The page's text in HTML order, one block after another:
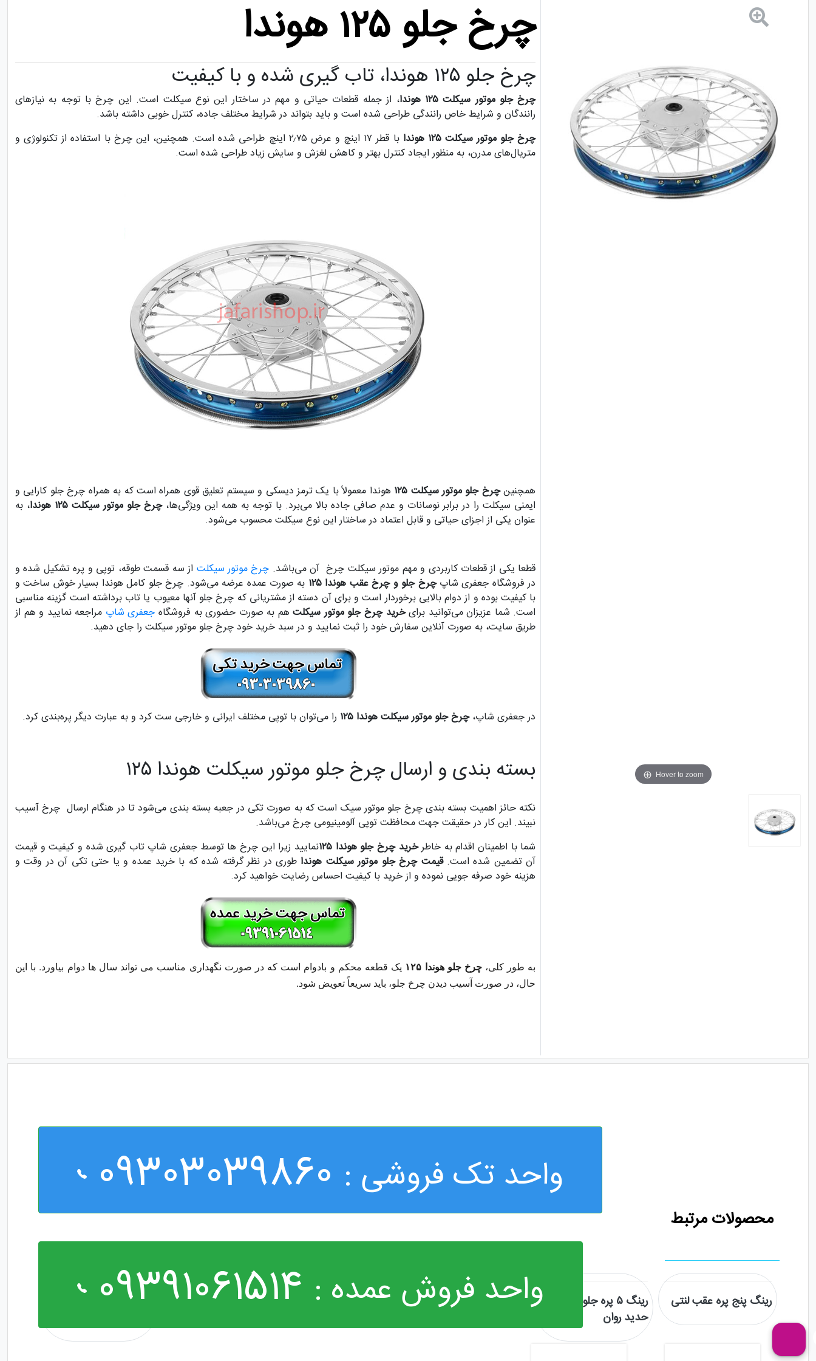
Hover to zoom
چرخ جلو ۱۲۵ هوندا
چرخ جلو ۱۲۵ هوندا، تاب گیری شده و با کیفیت
چرخ جلو موتور سیکلت ۱۲۵ هوندا
، از جمله قطعات حیاتی و مهم در ساختار این نوع سیکلت است. این چرخ با توجه به نیازهای
رانندگان و شرایط خاص رانندگی طراحی شده است و باید بتواند در شرایط مختلف جاده، کنترل خوبی داشته باشد.
چرخ جلو موتور سیکلت ۱۲۵ هوندا
با قطر ۱۷ اینچ و عرض ۲٫۷۵ اینچ طراحی شده است. همچنین، این چرخ با استفاده از تکنولوژی و
متریال‌های مدرن، به منظور ایجاد کنترل بهتر و کاهش لغزش و سایش زیاد طراحی شده است.
همچنینچرخ جلو موتور سیکلت ۱۲۵
هوندا معمولاً با یک ترمز دیسکی و سیستم تعلیق قوی همراه است که به همراه چرخ جلو کارایی و
ایمنی سیکلت را در برابر نوسانات و عدم صافی جاده بالا می‌برد. با توجه به همه این ویژگی‌ها،چرخ جلو موتور سیکلت ۱۲۵ هوندا
، به
عنوان یکی از اجزای حیاتی و قابل اعتماد در ساختار این نوع سیکلت محسوب می‌شود.
قطعا یکی از قطعات کاربردی و مهم موتور سیکلت چرخ آن می‌باشد. چرخ موتور سیکلت از سه قسمت طوقه، توپی و پره تشکیل شده و
در فروشگاه جعفری شاپچرخ جلو و چرخ عقب هوندا ۱۲۵
به صورت عمده عرضه می‌شود. چرخ جلو کامل هوندا بسیار خوش ساخت و
با کیفیت بوده و از دوام بالایی برخوردار است و برای آن دسته از مشتریانی که چرخ جلو آنها معیوب یا تاب برداشته است گزینه مناسبی
است. شما عزیزان می‌توانید برایخرید چرخ جلو موتور سیکلتهم به صورت حضوری به فروشگاه جعفری شاپ مراجعه نمایید و هم از
طریق سایت، به صورت آنلاین سفارش خود را ثبت نمایید و در سبد خرید خود چرخ جلو موتور سیکلت را جای دهید.
در جعفری شاپ،چرخ جلو موتور سیکلت هوندا ۱۲۵ را می‌توان با توپی مختلف ایرانی و خارجی ست کرد و به عبارت دیگر پره‌بندی کرد.
بسته بندی و ارسال چرخ جلو موتور سیکلت هوندا ۱۲۵
نکته حائز اهمیت بسته بندی چرخ جلو موتور سیک است که به صورت تکی در جعبه بسته بندی می‌شود تا در هنگام ارسال چرخ آسیب
نبیند. این کار در حقیقت جهت محافظت توپی آلومینیومی چرخ می‌باشد.
شما با اطمینان اقدام به خاطرخرید چرخ جلو هوندا ۱۲۵
نمایید زیرا این چرخ ها توسط جعفری شاپ تاب گیری شده و کیفیت و قیمت
آن تضمین شده است.قیمت چرخ جلو موتور سیکلت هوندا طوری در نظر گرفته شده که با خرید عمده و یا حتی تکی آن در وقت و
هزینه خود صرفه جویی نموده و از خرید با کیفیت احساس رضایت خواهید کرد.
به طور کلی،چرخ جلو هوندا ۱۲۵ یک قطعه محکم و بادوام است که در صورت نگهداری مناسب می تواند سال ها دوام بیاورد. با این
حال، در صورت آسیب دیدن چرخ جلو، باید سریعاً تعویض شود.
محصولات مرتبط
واحد تک فروشی : 09303039860
واحد فروش عمده : 09391061514